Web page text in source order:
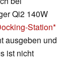
Qi2 140W
Station
ausgeben und
ist nicht